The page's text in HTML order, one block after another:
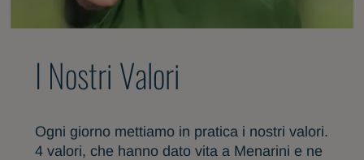
I Nostri Valori
Ogni giorno mettiamo in pratica i nostri valori.
4 valori, che hanno dato vita a Menarini e ne